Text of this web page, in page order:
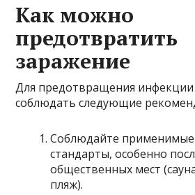
Как можно
предотвратить
заражение
Для предотвращения
соблюдать следующие
Соблюдайте применимые
стандарты, особенно
общественных мест
пляж).